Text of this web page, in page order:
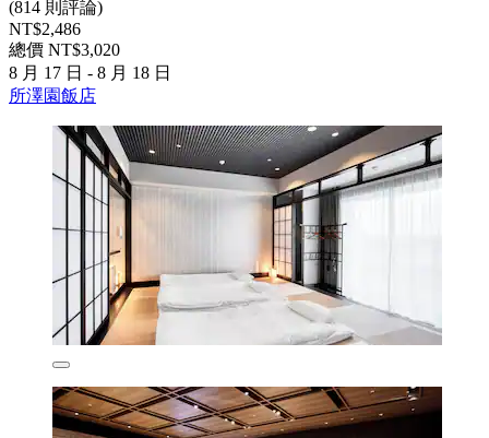
(814 則評論)
NT$2,486
總價 NT$3,020
8 月 17 日 - 8 月 18 日
所澤園飯店